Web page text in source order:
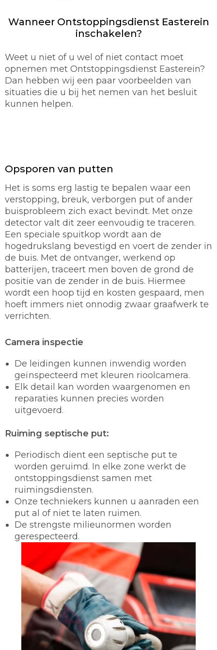
Wanneer Ontstoppingsdienst Easterein
inschakelen?
Weet u niet of u wel of niet contact moet
opnemen met Ontstoppingsdienst Easterein?
Dan hebben wij een paar voorbeelden van
situaties die u bij het nemen van het besluit
kunnen helpen.
Opsporen van putten
Het is soms erg lastig te bepalen waar een
verstopping, breuk, verborgen put of ander
buisprobleem zich exact bevindt. Met onze
detector valt dit zeer eenvoudig te traceren.
Een speciale spuitkop wordt aan de
hogedrukslang bevestigd en voert de zender in
de buis. Met de ontvanger, werkend op
batterijen, traceert men boven de grond de
positie van de zender in de buis. Hiermee
wordt een hoop tijd en kosten gespaard, men
hoeft immers niet onnodig zwaar graafwerk te
verrichten.
Camera inspectie
De leidingen kunnen inwendig worden
geïnspecteerd met kleuren rioolcamera.
Elk detail kan worden waargenomen en
reparaties kunnen precies worden
uitgevoerd.
Ruiming septische put:
Periodisch dient een septische put te
worden geruimd. In elke zone werkt de
ontstoppingsdienst samen met
ruimingsdiensten.
Onze techniekers kunnen u aanraden een
put al of niet te laten ruimen.
De strengste milieunormen worden
gerespecteerd.